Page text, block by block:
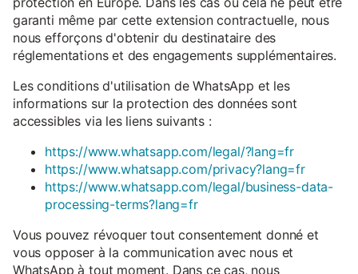
garanti même par cette extension contractuelle, nous
nous efforçons d'obtenir du destinataire des
réglementations et des engagements supplémentaires.
Les conditions d'utilisation de WhatsApp et les
informations sur la protection des données sont
accessibles via les liens suivants :
https://www.whatsapp.com/legal/?lang=fr
https://www.whatsapp.com/privacy?lang=fr
https://www.whatsapp.com/legal/business-data-
processing-terms?lang=fr
Vous pouvez révoquer tout consentement donné et
vous opposer à la communication avec nous et
WhatsApp à tout moment. Dans ce cas, nous